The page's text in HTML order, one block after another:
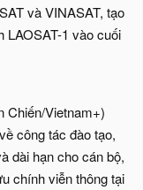
và VINASAT, tạo
LAOSAT-1 vào cuối
Chiến/Vietnam+)​
công tác đào tạo,
dài hạn cho cán bộ,
chính viễn thông tại